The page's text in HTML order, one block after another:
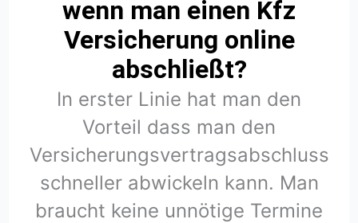
wenn man einen Kfz
Versicherung online
abschließt?
In erster Linie hat man den
Vorteil dass man den
Versicherungsvertragsabschluss
schneller abwickeln kann. Man
braucht keine unnötige Termine